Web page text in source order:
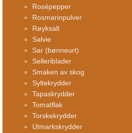
Rosépepper
Rosmarinpulver
Røyksalt
Salvie
Sar (bønneurt)
Selleriblader
Smaken av skog
Syltekrydder
Tapaskrydder
Tomatflak
Torskekrydder
Utmarkskrydder